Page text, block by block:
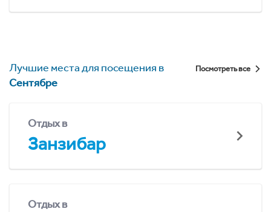
Лучшие места для посещения в
Сентябре
Посмотреть все
Отдых в
Занзибар
Отдых в